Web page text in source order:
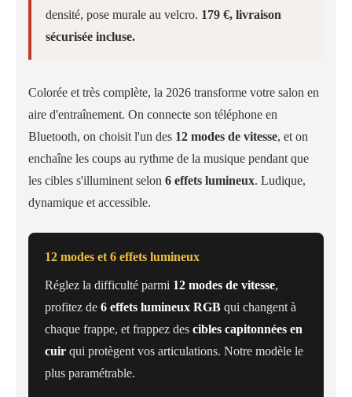
densité, pose murale au velcro. 179 €, livraison
sécurisée incluse.
Colorée et très complète, la 2026 transforme votre salon en
aire d'entraînement. On connecte son téléphone en
Bluetooth, on choisit l'un des 12 modes de vitesse, et on
enchaîne les coups au rythme de la musique pendant que
les cibles s'illuminent selon 6 effets lumineux. Ludique,
dynamique et accessible.
12 modes et 6 effets lumineux
Réglez la difficulté parmi 12 modes de vitesse,
profitez de 6 effets lumineux RGBqui changent à
chaque frappe, et frappez des cibles capitonnées en
cuirqui protègent vos articulations. Notre modèle le
plus paramétrable.